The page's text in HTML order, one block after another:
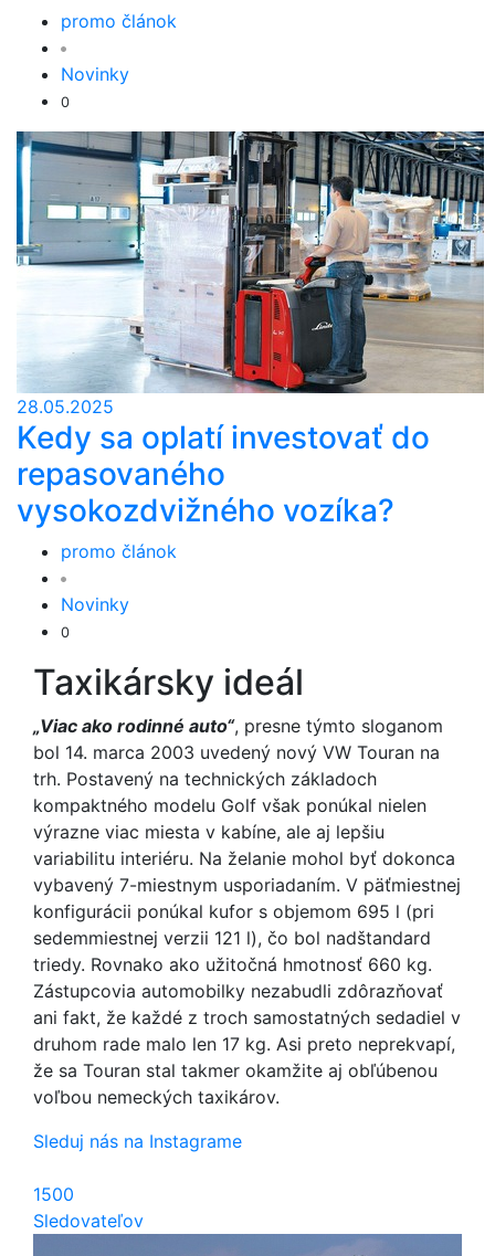
promo článok
Novinky
0
28.05.2025
Kedy sa oplatí investovať do
repasovaného
vysokozdvižného vozíka?
promo článok
Novinky
0
Taxikársky ideál
„Viac ako rodinné auto“, presne týmto sloganom
bol 14. marca 2003 uvedený nový VW Touran na
trh. Postavený na technických základoch
kompaktného modelu Golf však ponúkal nielen
výrazne viac miesta v kabíne, ale aj lepšiu
variabilitu interiéru. Na želanie mohol byť dokonca
vybavený 7-miestnym usporiadaním. V päťmiestnej
konfigurácii ponúkal kufor s objemom 695 l (pri
sedemmiestnej verzii 121 l), čo bol nadštandard
triedy. Rovnako ako užitočná hmotnosť 660 kg.
Zástupcovia automobilky nezabudli zdôrazňovať
ani fakt, že každé z troch samostatných sedadiel v
druhom rade malo len 17 kg. Asi preto neprekvapí,
že sa Touran stal takmer okamžite aj obľúbenou
voľbou nemeckých taxikárov.
Sleduj nás na Instagrame
1500
Sledovateľov